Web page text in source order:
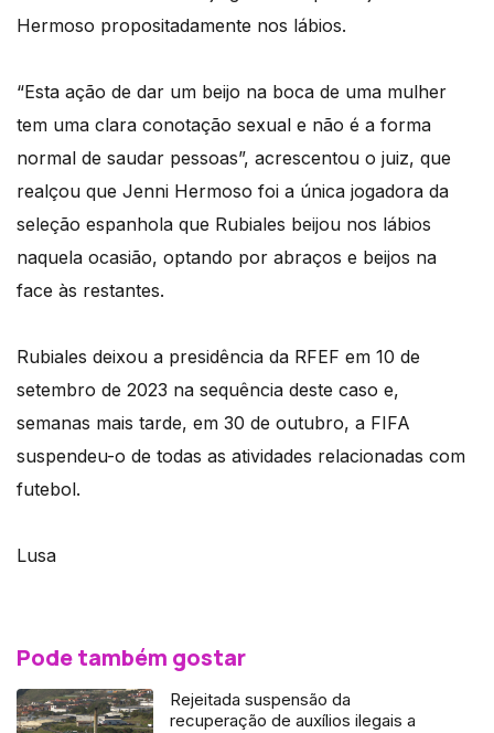
Hermoso propositadamente nos lábios.
“Esta ação de dar um beijo na boca de uma mulher
tem uma clara conotação sexual e não é a forma
normal de saudar pessoas”, acrescentou o juiz, que
realçou que Jenni Hermoso foi a única jogadora da
seleção espanhola que Rubiales beijou nos lábios
naquela ocasião, optando por abraços e beijos na
face às restantes.
Rubiales deixou a presidência da RFEF em 10 de
setembro de 2023 na sequência deste caso e,
semanas mais tarde, em 30 de outubro, a FIFA
suspendeu-o de todas as atividades relacionadas com
futebol.
Lusa
Pode também gostar
Rejeitada suspensão da
recuperação de auxílios ilegais a